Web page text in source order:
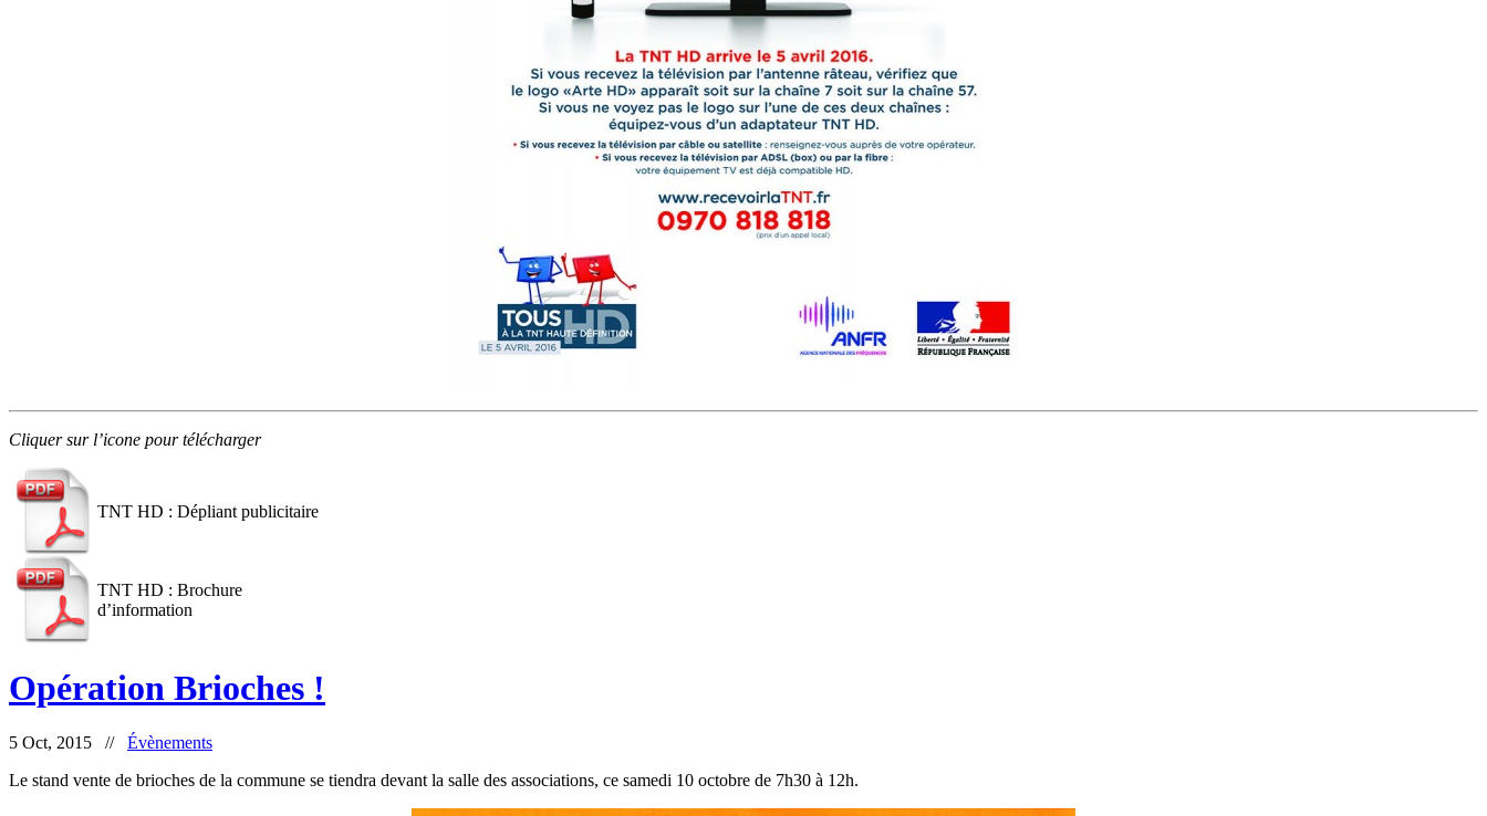
Cliquer sur l’icone pour télécharger
TNT HD : Dépliant publicitaire
TNT HD : Brochure
d’information
Opération Brioches !
5 Oct, 2015 // Évènements
Le stand vente de brioches de la commune se tiendra devant la salle des associations, ce samedi 10 octobre de 7h30 à 12h.